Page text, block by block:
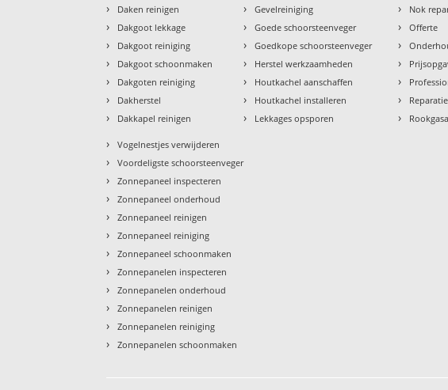
› Daken reinigen
› Dakgoot lekkage
› Dakgoot reiniging
› Dakgoot schoonmaken
› Dakgoten reiniging
› Dakherstel
› Dakkapel reinigen
› Gevelreiniging
› Goede schoorsteenveger
› Goedkope schoorsteenveger
› Herstel werkzaamheden
› Houtkachel aanschaffen
› Houtkachel installeren
› Lekkages opsporen
› Nok
› Offerte
›
›
›
›
›
› Vogelnestjes verwijderen
› Voordeligste schoorsteenveger
› Zonnepaneel inspecteren
› Zonnepaneel onderhoud
› Zonnepaneel reinigen
› Zonnepaneel reiniging
› Zonnepaneel schoonmaken
› Zonnepanelen inspecteren
› Zonnepanelen onderhoud
› Zonnepanelen reinigen
› Zonnepanelen reiniging
› Zonnepanelen schoonmaken